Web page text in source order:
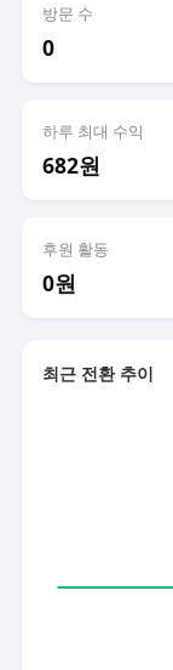
방문 수
0
하루 최대 수익
682원
후원 활동
0원
최근 전환 추이